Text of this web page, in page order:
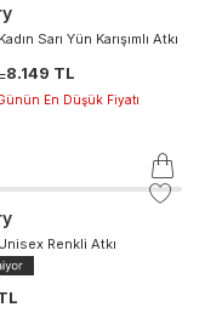
Sarı Yün Karışımlı Atkı
8.149 TL
En Düşük Fiyatı
Renkli Atkı